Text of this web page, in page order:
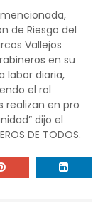
de Riesgo del
Vallejos
en su
labor diaria,
el rol
realizan en pro
dijo el
DE TODOS.